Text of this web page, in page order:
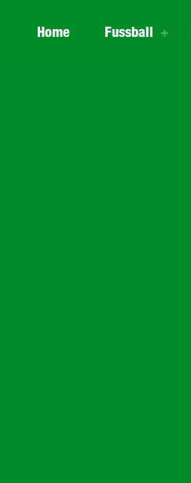
Home Fussball